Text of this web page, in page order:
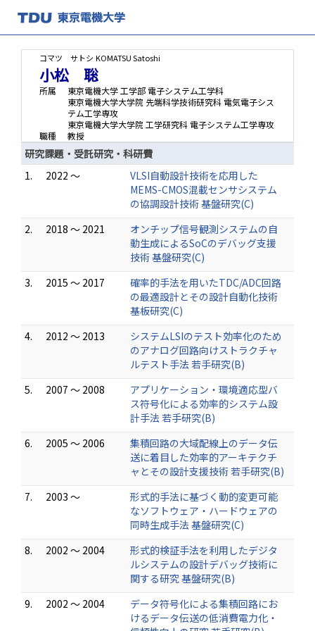
コマツ サトシ KOMATSU Satoshi
小松 聡
所属
東京電機大学 工学部 電子システム工学科
東京電機大学大学院 先端科学技術研究科 電気電子シス
テム工学専攻
東京電機大学大学院 工学研究科 電子システム工学専攻
職種
教授
研究課題・受託研究・科研費
1.
2022 ～
VLSI自動設計技術を応用した
MEMS-CMOS混載センサシステム
の協調設計技術 基盤研究(C)
2.
2018 ～ 2021
オンチップ信号観測システムの自
動生成によるSoCのデバッグ支援
技術 基盤研究(C)
3.
2015 ～ 2017
確率的手法を用いたTDC/ADC回路
の最適設計とその設計自動化技術
基板研究(C)
4.
2012 ～ 2013
システムLSIのテスト効率化のため
のアナログ回路向けストラクチャ
ルテスト手法 若手研究(B)
5.
2007 ～ 2008
アプリケーション・環境適応型バ
ス符号化による効率的システム設
計手法 若手研究(B)
6.
2005 ～ 2006
集積回路の大域配線上のデータ伝
送に着目した効率的アーキテクチ
ャとその設計支援技術 若手研究(B)
7.
2003 ～
形式的手法に基づく動的変更可能
なソフトウェア・ハードウェアの
同時生成手法 基盤研究(C)
8.
2002 ～ 2004
形式的検証手法を利用したデジタ
ルシステムの設計デバッグ技術に
関する研究 基盤研究(B)
9.
2002 ～ 2004
データ符号化による集積回路にお
けるデータ伝送の低消費電力化・